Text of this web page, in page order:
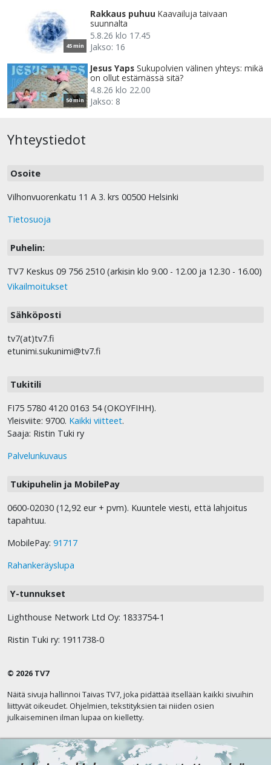
45 min
Rakkaus puhuu Kaavailuja taivaan
suunnalta
5.8.26 klo 17.45
Jakso: 16
50 min
Jesus Yaps Sukupolvien välinen yhteys: mikä
on ollut estämässä sitä?
4.8.26 klo 22.00
Jakso: 8
Yhteystiedot
Osoite
Vilhonvuorenkatu 11 A 3. krs 00500 Helsinki
Tietosuoja
Puhelin:
TV7 Keskus 09 756 2510 (arkisin klo 9.00 - 12.00 ja 12.30 - 16.00)
Vikailmoitukset
Sähköposti
tv7(at)tv7.fi
etunimi.sukunimi@tv7.fi
Tukitili
FI75 5780 4120 0163 54 (OKOYFIHH).
Yleisviite: 9700. Kaikki viitteet.
Saaja: Ristin Tuki ry
Palvelunkuvaus
Tukipuhelin ja MobilePay
0600-02030 (12,92 eur + pvm). Kuuntele viesti, että lahjoitus
tapahtuu.
MobilePay: 91717
Rahankeräyslupa
Y-tunnukset
Lighthouse Network Ltd Oy: 1833754-1
Ristin Tuki ry: 1911738-0
© 2026 TV7
Näitä sivuja hallinnoi Taivas TV7, joka pidättää itsellään kaikki sivuihin
liittyvät oikeudet. Ohjelmien, tekstityksien tai niiden osien
julkaiseminen ilman lupaa on kielletty.